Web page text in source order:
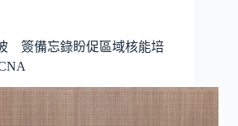
簽備忘錄盼促區域核能培